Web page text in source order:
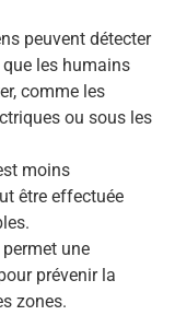
peuvent détecter
les humains
comme les
ou sous les
moins
être effectuée
une
prévenir la
zones.